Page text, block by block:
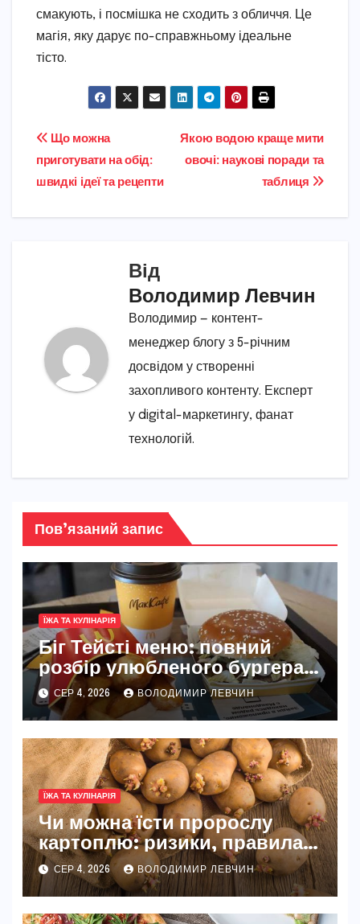
смакують, і посмішка не сходить з обличчя. Це
магія, яку дарує по-справжньому ідеальне
тісто.
Навігація
записів
Якою водою краще мити
овочі: наукові поради та
таблиця
Що можна
приготувати на обід:
швидкі ідеї та рецепти
Від
Володимир Левчин
Володимир — контент-
менеджер блогу з 5-річним
досвідом у створенні
захопливого контенту. Експерт
у digital-маркетингу, фанат
технологій.
Пов’язаний запис
ЇЖА ТА КУЛІНАРІЯ
Біг Тейсті меню: повний
розбір улюбленого бургера
McDonald’s
СЕР 4, 2026 ВОЛОДИМИР ЛЕВЧИН
ЇЖА ТА КУЛІНАРІЯ
Чи можна їсти пророслу
картоплю: ризики, правила
та безпечні способи
СЕР 4, 2026 ВОЛОДИМИР ЛЕВЧИН